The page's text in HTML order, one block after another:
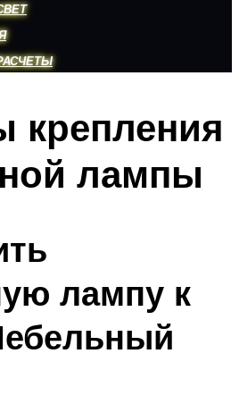
крепления
лампы
лампу к